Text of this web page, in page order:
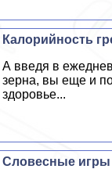
Калорийность
А введя в
зерна, вы еще и
здоровье...
Словесные игры